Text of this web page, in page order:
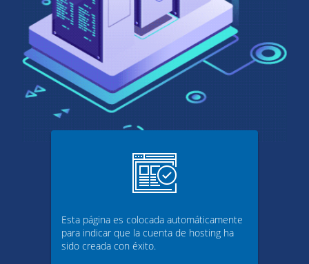
Esta página es colocada automáticamente
para indicar que la cuenta de hosting ha
sido creada con éxito.